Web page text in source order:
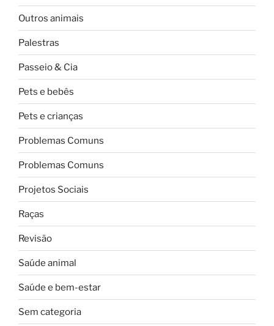
Outros animais
Palestras
Passeio & Cia
Pets e bebês
Pets e crianças
Problemas Comuns
Problemas Comuns
Projetos Sociais
Raças
Revisão
Saúde animal
Saúde e bem-estar
Sem categoria